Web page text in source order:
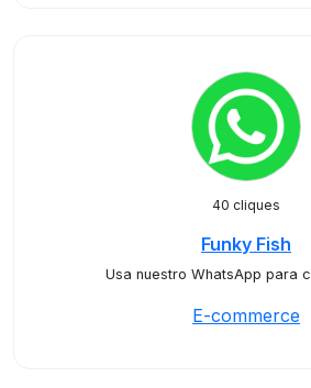
40 cliques
Funky Fish
Usa nuestro WhatsApp para
E-commerce